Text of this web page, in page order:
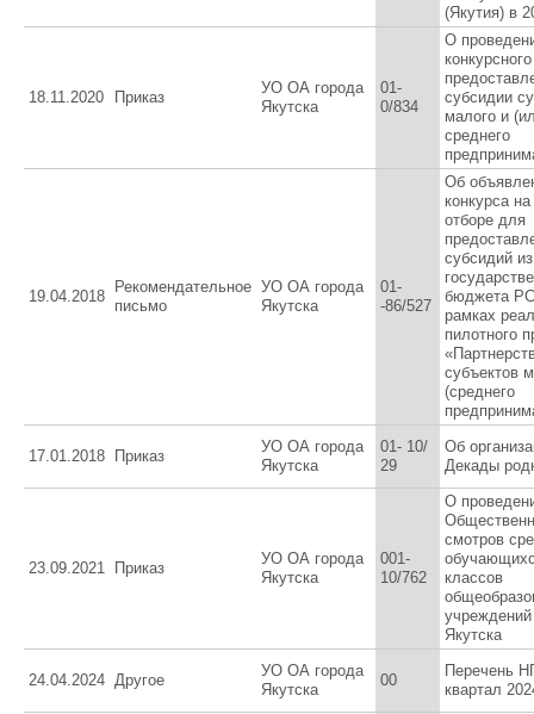
(Якутия) в
18.11.2020 Приказ
УО ОА города
Якутска
01-
0/834
О
субсидии
малого и
среднего
19.04.2018
Рекомендательное
письмо
УО ОА города
Якутска
01-
-86/527
Об
конкурса
отборе для
субсидий
бюджета
рамках
пилотного
субъектов
(среднего
17.01.2018 Приказ
УО ОА города
Якутска
01- 10/
29
Об
Декады
23.09.2021 Приказ
УО ОА города
Якутска
001-
10/762
О
смотров
классов
учреждений
Якутска
24.04.2024 Другое
УО ОА города
Якутска
00
Перечень
квартал